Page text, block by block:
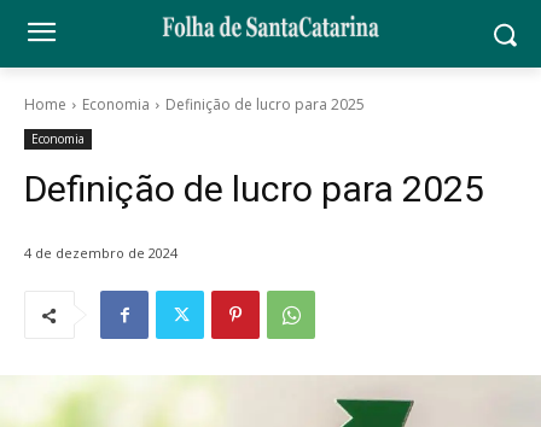
Home Economia Definição de lucro para 2025
Economia
Definição de lucro para 2025
4 de dezembro de 2024